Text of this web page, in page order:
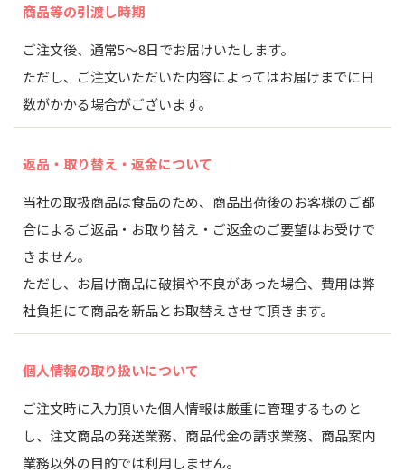
商品等の引渡し時期
ご注文後、通常5～8日でお届けいたします。
ただし、ご注文いただいた内容によってはお届けまでに日
数がかかる場合がございます。
返品・取り替え・ 返金について
当社の取扱商品は食品のため、商品出荷後のお客様のご都
合によるご返品・お取り替え・ご返金のご要望はお受けで
きません。
ただし、お届け商品に破損や不良があった場合、費用は弊
社負担にて商品を新品とお取替えさせて頂きます。
個人情報の取り扱いについて
ご注文時に入力頂いた個人情報は厳重に管理するものと
し、注文商品の発送業務、商品代金の請求業務、商品案内
業務以外の目的では利用しません。